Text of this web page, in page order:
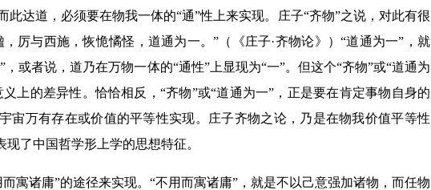
此达道，必须要在物我一体的“通”性上来实现。庄子“齐物”之说，对此有很
厉与西施，恢恑憰怪，道通为一。”（《庄子·齐物论》）“道通为一”，就
，或者说，道乃在万物一体的“通性”上显现为“一”。但这个“齐物”或“道通为
上的差异性。恰恰相反，“齐物”或“道通为一”，正是要在肯定事物自身的
宙万有存在或价值的平等性实现。庄子齐物之论，乃是在物我价值平等性
了中国哲学形上学的思想特征。
寓诸庸”的途径来实现。“不用而寓诸庸”，就是不以己意强加诸物，而任物